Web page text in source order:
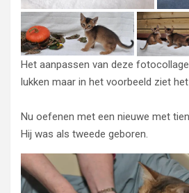
Het aanpassen van deze
lukken maar in het voorbeeld ziet
Nu oefenen met een nieuwe met
Hij was als tweede geboren.